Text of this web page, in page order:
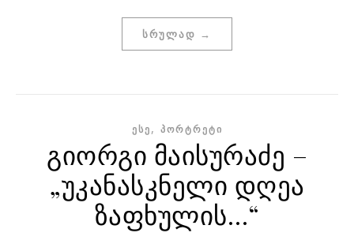
ᲡᲠᲣᲚᲐᲓ →
ᲔᲡᲔ, ᲞᲝᲠᲢᲠᲔᲢᲘ
გიორგი მაისურაძე –
„უკანასკნელი დღეა
ზაფხულის…“